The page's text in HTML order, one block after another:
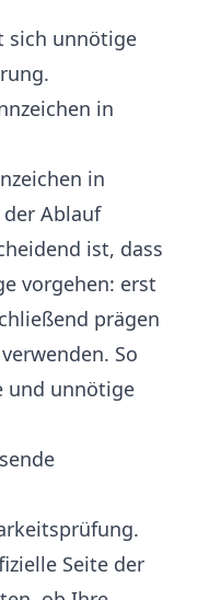
sich unnötige
in
in
Ablauf
ist, dass
vorgehen: erst
prägen
So
und unnötige
Seite der